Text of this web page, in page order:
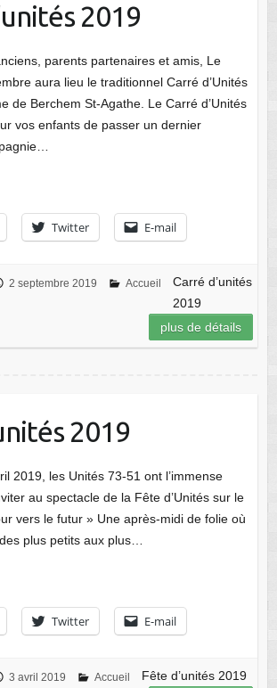
2019
parents partenaires et amis, Le
aura lieu le traditionnel Carré d’Unités
de Berchem St-Agathe. Le Carré d’Unités
vos enfants de passer un dernier
Twitter E-mail
2 septembre 2019 Accueil
Carré d’unités
2019
plus de détails
2019
2019, les Unités 73-51 ont l’immense
au spectacle de la Fête d’Unités sur le
vers le futur » Une après-midi de folie où
plus petits aux plus…
Twitter E-mail
3 avril 2019 Accueil
Fête d’unités 2019